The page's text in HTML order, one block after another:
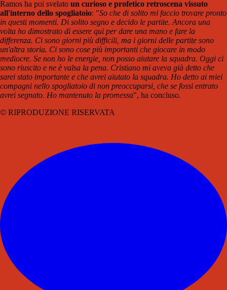
Ramos ha poi svelato un curioso e profetico retroscena vissuto
all'interno dello spogliatoio: "So che di solito mi faccio trovare pronto
in questi momenti. Di solito segno e decido le partite. Ancora una
volta ho dimostrato di essere qui per dare una mano e fare la
differenza. Ci sono giorni più difficili, ma i giorni delle partite sono
un'altra storia. Ci sono cose più importanti che giocare in modo
mediocre. Se non ho le energie, non posso aiutare la squadra. Oggi ci
sono riuscito e ne è valsa la pena. Cristiano mi aveva già detto che
sarei stato importante e che avrei aiutato la squadra. Ho detto ai miei
compagni nello spogliatoio di non preoccuparsi, che se fossi entrato
avrei segnato. Ho mantenuto la promessa", ha concluso.
© RIPRODUZIONE RISERVATA